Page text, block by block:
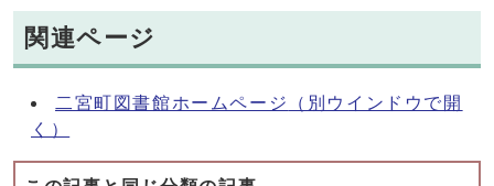
関連ページ
二宮町図書館ホームページ
（別ウインドウで開
く）